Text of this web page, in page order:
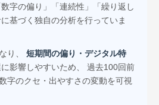
字の偏り」「連続性」「繰り返し
基づく独自の分析を行っていま
り、 短期間の偏り・デジタル特
影響しやすいため、 過去100回前
字のクセ・出やすさの変動を可視